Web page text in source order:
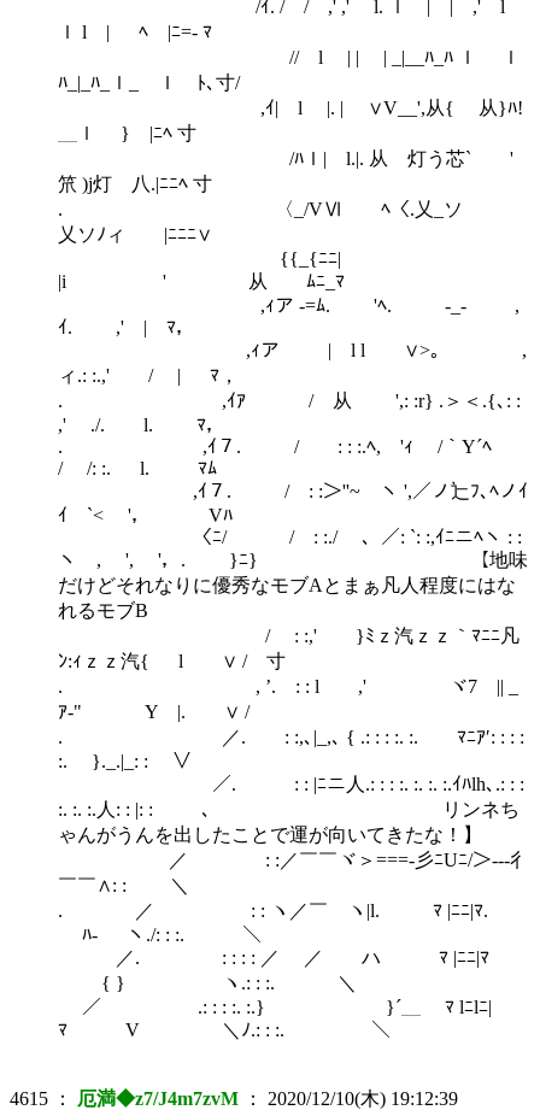
/ｲ. / / ,' ,' l. ｌ | | ,' l
ｌ l | ﾍ |ﾆ=- ﾏ
// l | | | _|__ﾊ_ﾊ ｌ ｌ
ﾊ_|_ﾊ_ｌ_ ｌ ﾄ､寸/
,ｲ| l |. | ∨V__',从{ 从}ﾊ!
＿ｌ } |ﾆﾍ 寸
/ﾊｌ| l.|. 从 灯う芯` '
笊 )j灯 八.|ﾆﾆﾍ 寸
. 〈_/VⅥ ﾍ〈.乂_ソ
乂ソﾉィ |ﾆﾆﾆ∨
{{_{ﾆﾆ|
|i ' 从 ﾑﾆ_ﾏ
,ｨア -=ﾑ. 'ﾍ. ‐_‐ ,
ｲ. ,' | ﾏ，
,ｨア | l l ∨>｡ ,
ィ.: :.,' / | ﾏ，
. ,ｲｱ / 从 ',: :r} .＞＜.{､: :
,' ./. l. ﾏ，
. ,ｲ７. / : : :.ﾍ, 'ｨ /｀Y´ﾍ
/ /: :. l. ﾏﾑ
,ｲ７. / : :＞''~ ヽ ',／ノ辷ﾌ､ﾍノｲ
ｲ￣`< '， Vﾊ
〈ﾆ/ / : :./ 、／: `: :,ｲﾆニﾍヽ : :
ヽ , ', '，. }ﾆ} 【地味
だけどそれなりに優秀なモブAとまぁ凡人程度にはな
れるモブB
/ : :,' }ﾐｚ汽ｚｚ｀ﾏﾆﾆ凡
ﾝ:ｨｚｚ汽{ l ∨ / 寸
. , ’. : : l ,' ヾ7 || _
ｱ‐" Y |. ∨ /
. ／. : :,､|_,､ { .: : : :. :. ﾏﾆｱ′: : : :
:. }._.|_: : ∨
／. : : |ﾆニ人.: : : :. :. :. :.ｲﾊlh､.: : :
:. :. :.人: : |: : ､ リンネち
ゃんがうんを出したことで運が向いてきたな！】
／ : :／￣￣ヾ＞===-彡ﾆUﾆ/＞---彳
￣￣∧: : ＼
. ／ : : ヽ／￣ ヽ|l. ﾏ |ﾆﾆ|ﾏ.
ﾊ- ￣ ヽ./: : :. ＼
／. : : : : ／ ／ ハ ﾏ |ﾆﾆ|ﾏ
{ } ヽ.: : :. ＼
／ .: : : :. :.} }´＿ ﾏ lﾆlﾆ|
ﾏ V ＼ﾉ.: : :. ＼
4615 ： 厄満◆z7/J4m7zvM ： 2020/12/10(木) 19:12:39